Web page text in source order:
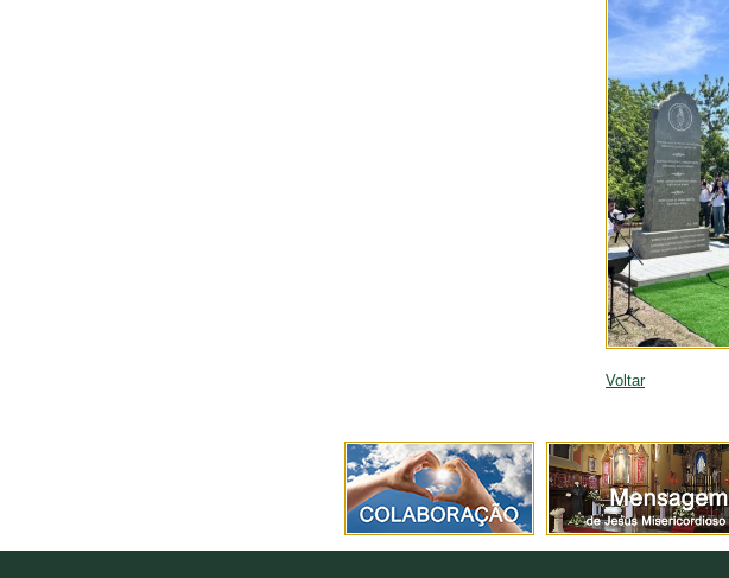
Voltar